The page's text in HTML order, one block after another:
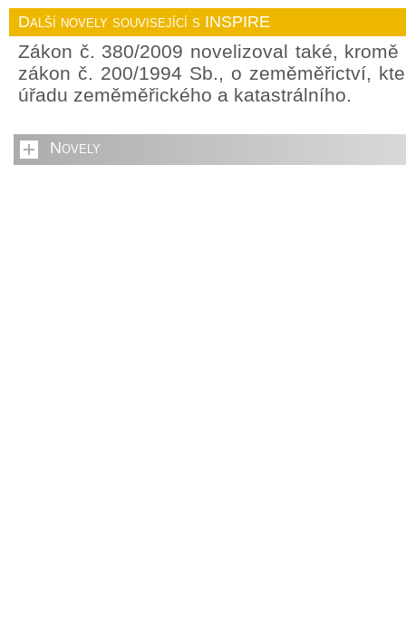
Další novely související s INSPIRE
Zákon č. 380/2009 novelizoval také,
zákon č. 200/1994 Sb., o zeměměřictví,
úřadu zeměměřického a katastrálního.
Novely